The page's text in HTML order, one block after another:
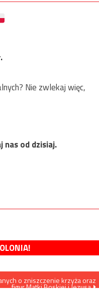
Nie zwlekaj więc,
nas od dzisiaj.
o zniszczenie krzyża oraz
figur Matki Boskiej i Jezusa